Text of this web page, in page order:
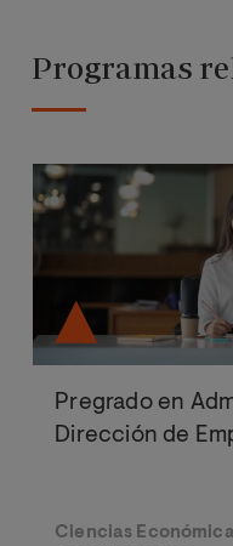
Programas
Pregrado en
Dirección de
Ciencias